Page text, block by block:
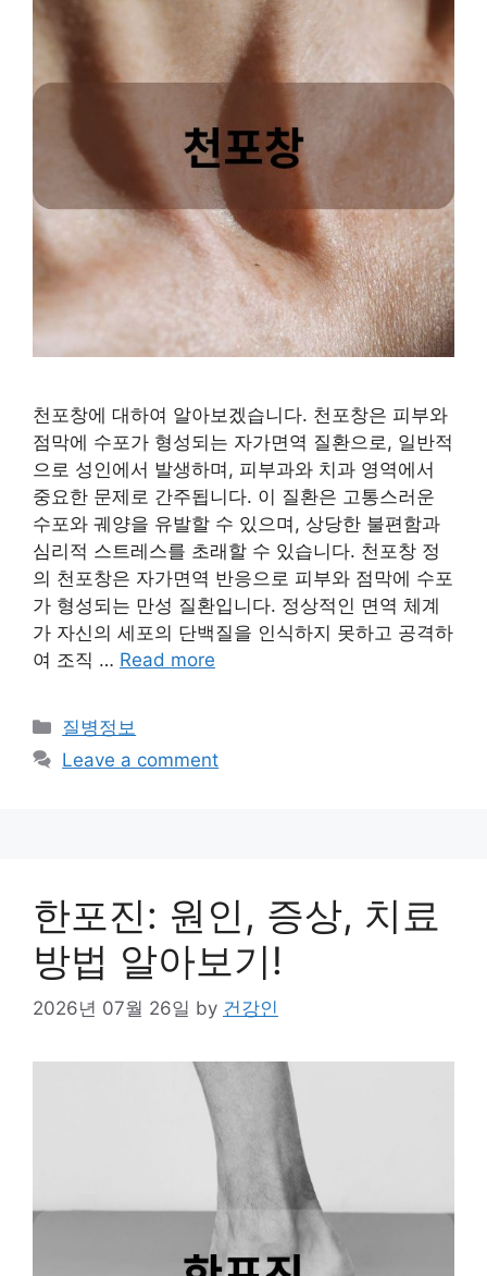
천포창에 대하여 알아보겠습니다. 천포창은 피부와
점막에 수포가 형성되는 자가면역 질환으로, 일반적
으로 성인에서 발생하며, 피부과와 치과 영역에서
중요한 문제로 간주됩니다. 이 질환은 고통스러운
수포와 궤양을 유발할 수 있으며, 상당한 불편함과
심리적 스트레스를 초래할 수 있습니다. 천포창 정
의 천포창은 자가면역 반응으로 피부와 점막에 수포
가 형성되는 만성 질환입니다. 정상적인 면역 체계
가 자신의 세포의 단백질을 인식하지 못하고 공격하
여 조직 … Read more
Categories
질병정보
Leave a comment
한포진: 원인, 증상, 치료
방법 알아보기!
2026년 07월 26일 by 건강인